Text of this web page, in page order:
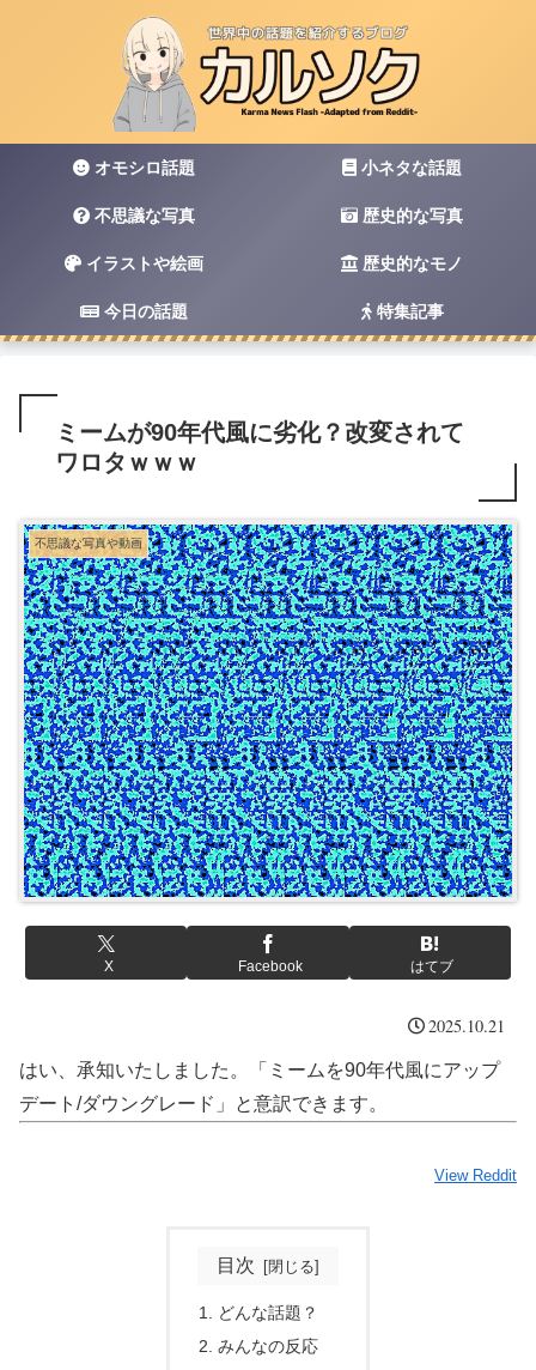
オモシロ話題 小ネタな話題
不思議な写真 歴史的な写真
イラストや絵画 歴史的なモノ
今日の話題 特集記事
ミームが90年代風に劣化？改変されて
ワロタｗｗｗ
不思議な写真や動画
X Facebook はてブ
2025.10.21
はい、承知いたしました。「ミームを90年代風にアップ
デート/ダウングレード」と意訳できます。
View Reddit
目次
どんな話題？
みんなの反応